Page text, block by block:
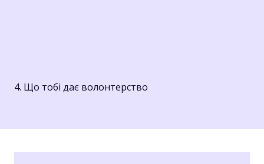
4. Що тобі дає волонтерство